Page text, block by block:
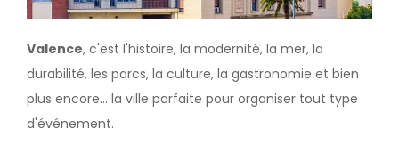
Valence, c'est l'histoire, la modernité, la mer, la
durabilité, les parcs, la culture, la gastronomie et bien
plus encore... la ville parfaite pour organiser tout type
d'événement.